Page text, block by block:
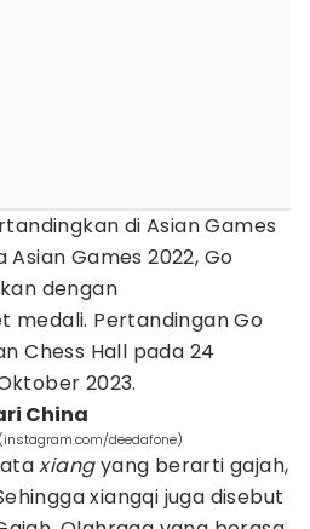
di Asian Games
Asian Games 2022, Go
dengan
medali. Pertandingan Go
Chess Hall pada 24
2023.
China
deedafone)
xiangyang berarti gajah,
xiangqi juga disebut